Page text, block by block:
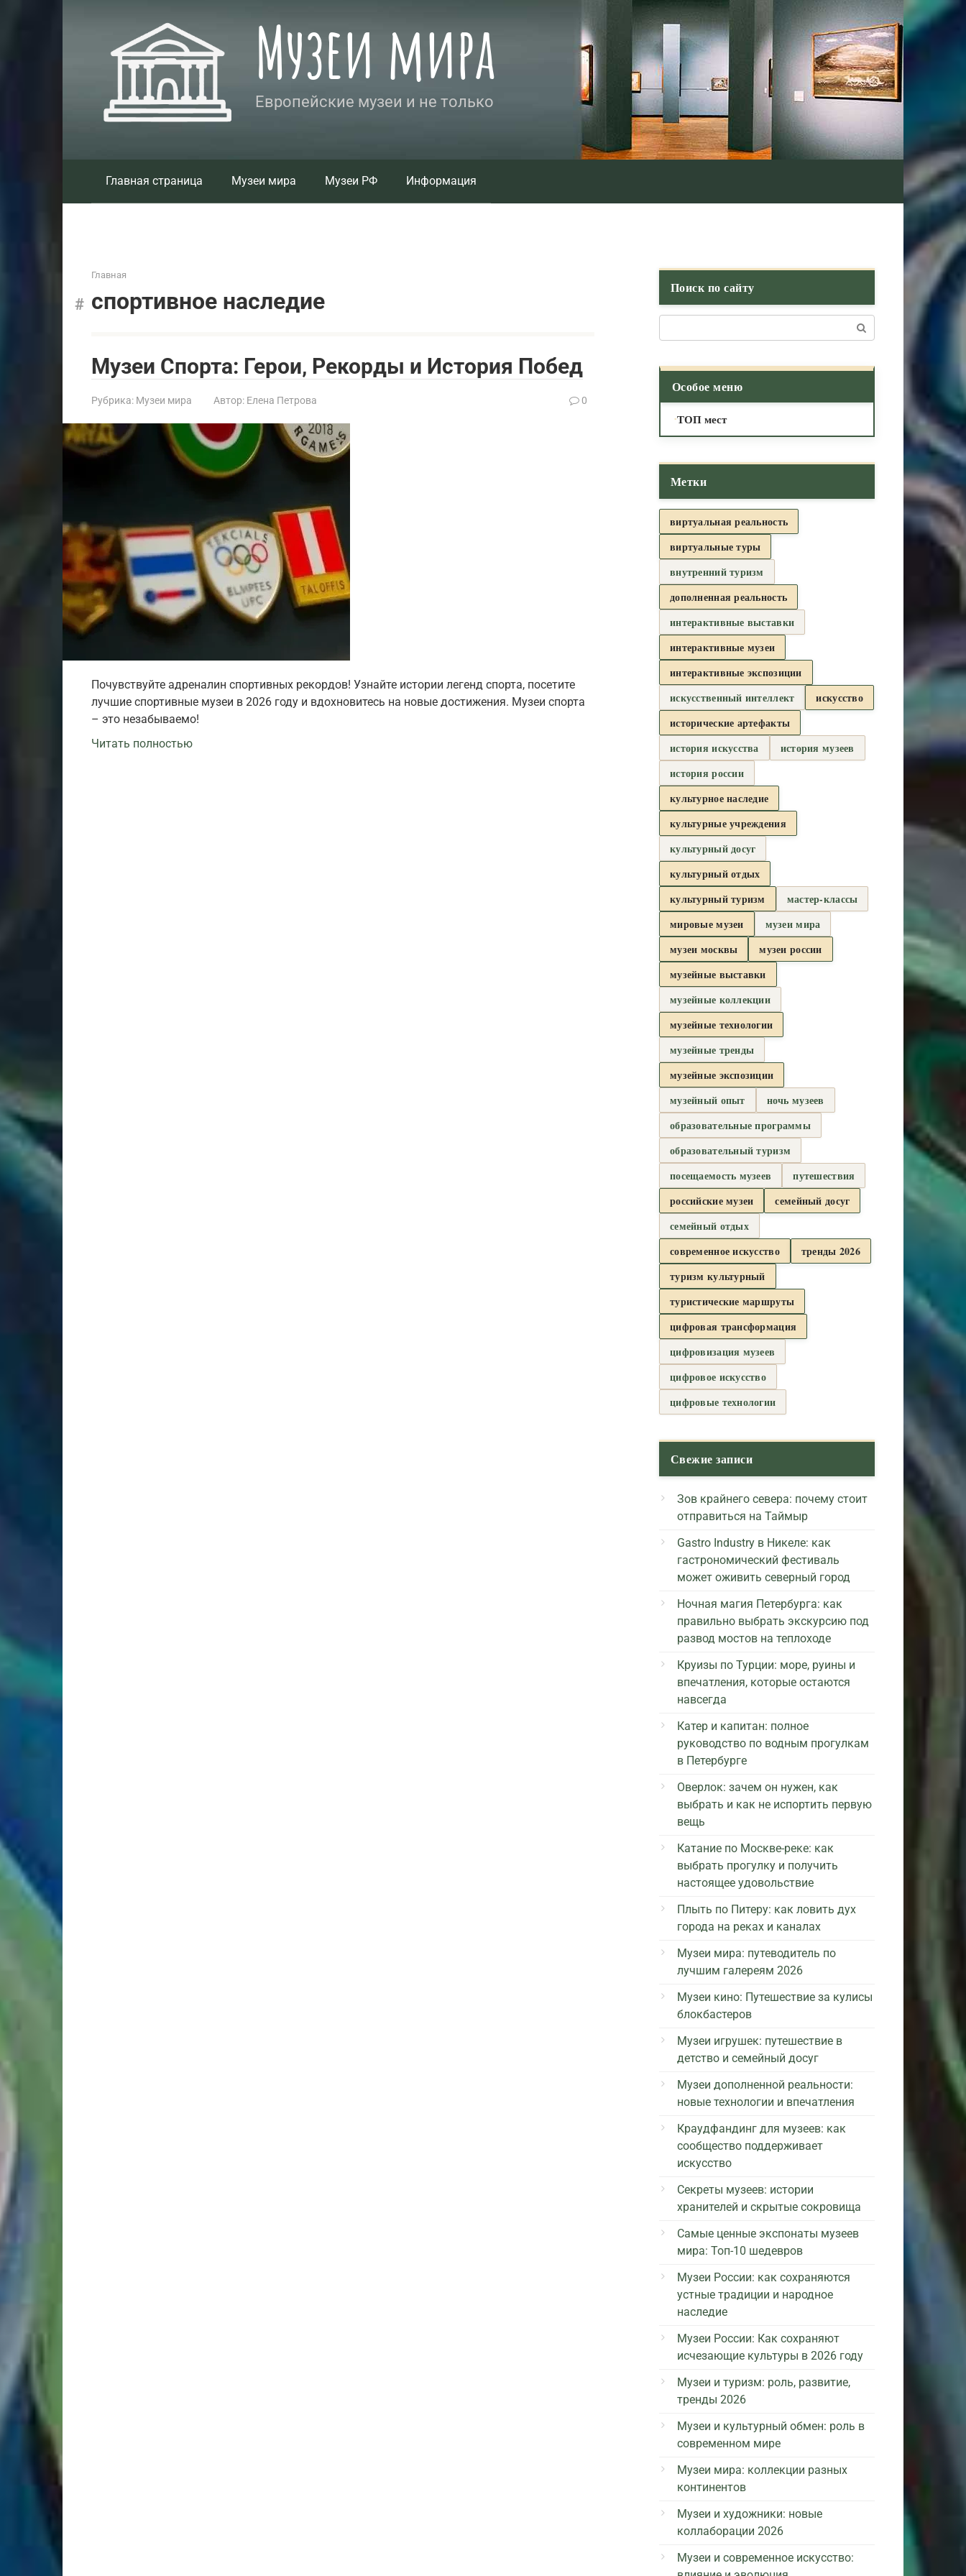
Музеи мира
Европейские музеи и не только
Главная страница Музеи мира Музеи РФ Информация
Главная
спортивное наследие
Музеи Спорта: Герои‚ Рекорды и История Побед
Рубрика: Музеи мира Автор: Елена Петрова 0
Почувствуйте адреналин спортивных рекордов! Узнайте истории легенд спорта, посетите
лучшие спортивные музеи в 2026 году и вдохновитесь на новые достижения. Музеи спорта
– это незабываемо!
Читать полностью
Поиск по сайту
Особое меню
ТОП мест
Метки
виртуальная реальность
виртуальные туры
внутренний туризм
дополненная реальность
интерактивные выставки
интерактивные музеи
интерактивные экспозиции
искусственный интеллект
искусство
исторические артефакты
история искусства
история музеев
история россии
культурное наследие
культурные учреждения
культурный досуг
культурный отдых
культурный туризм
мастер-классы
мировые музеи
музеи мира
музеи москвы
музеи россии
музейные выставки
музейные коллекции
музейные технологии
музейные тренды
музейные экспозиции
музейный опыт
ночь музеев
образовательные программы
образовательный туризм
посещаемость музеев
путешествия
российские музеи
семейный досуг
семейный отдых
современное искусство
тренды 2026
туризм культурный
туристические маршруты
цифровая трансформация
цифровизация музеев
цифровое искусство
цифровые технологии
Свежие записи
Зов крайнего севера: почему стоит
отправиться на Таймыр
Gastro Industry в Никеле: как
гастрономический фестиваль
может оживить северный город
Ночная магия Петербурга: как
правильно выбрать экскурсию под
развод мостов на теплоходе
Круизы по Турции: море, руины и
впечатления, которые остаются
навсегда
Катер и капитан: полное
руководство по водным прогулкам
в Петербурге
Оверлок: зачем он нужен, как
выбрать и как не испортить первую
вещь
Катание по Москве-реке: как
выбрать прогулку и получить
настоящее удовольствие
Плыть по Питеру: как ловить дух
города на реках и каналах
Музеи мира: путеводитель по
лучшим галереям 2026
Музеи кино: Путешествие за кулисы
блокбастеров
Музеи игрушек: путешествие в
детство и семейный досуг
Музеи дополненной реальности:
новые технологии и впечатления
Краудфандинг для музеев: как
сообщество поддерживает
искусство
Секреты музеев: истории
хранителей и скрытые сокровища
Самые ценные экспонаты музеев
мира: Топ-10 шедевров
Музеи России: как сохраняются
устные традиции и народное
наследие
Музеи России: Как сохраняют
исчезающие культуры в 2026 году
Музеи и туризм: роль, развитие,
тренды 2026
Музеи и культурный обмен: роль в
современном мире
Музеи мира: коллекции разных
континентов
Музеи и художники: новые
коллаборации 2026
Музеи и современное искусство: